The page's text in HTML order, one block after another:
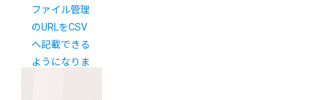
ファイル管理
のURLをCSV
へ記載できる
ようになりま